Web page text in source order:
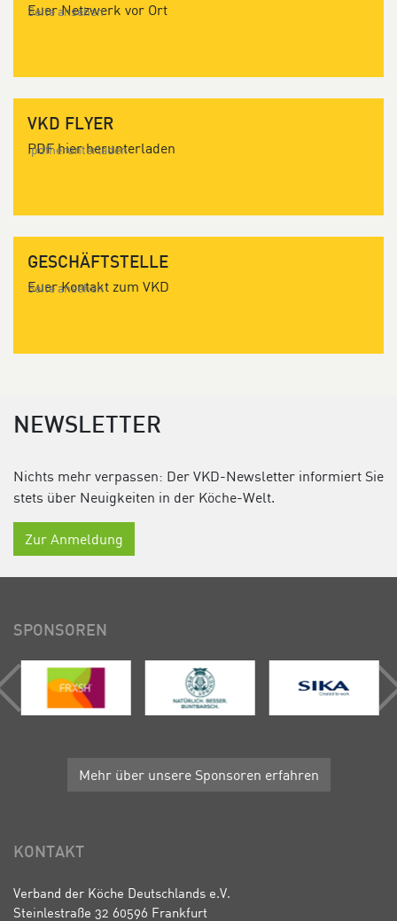
Euer Netzwerk vor Ort
Seite ansehen
VKD FLYER
PDF hier herunterladen
.pdfherunterladen
GESCHÄFTSTELLE
Euer Kontakt zum VKD
Seite ansehen
NEWSLETTER
Nichts mehr verpassen: Der VKD-Newsletter informiert Sie
stets über Neuigkeiten in der Köche-Welt.
Zur Anmeldung
SPONSOREN
Mehr über unsere Sponsoren erfahren
KONTAKT
Verband der Köche Deutschlands e.V.
Steinlestraße 32 60596 Frankfurt